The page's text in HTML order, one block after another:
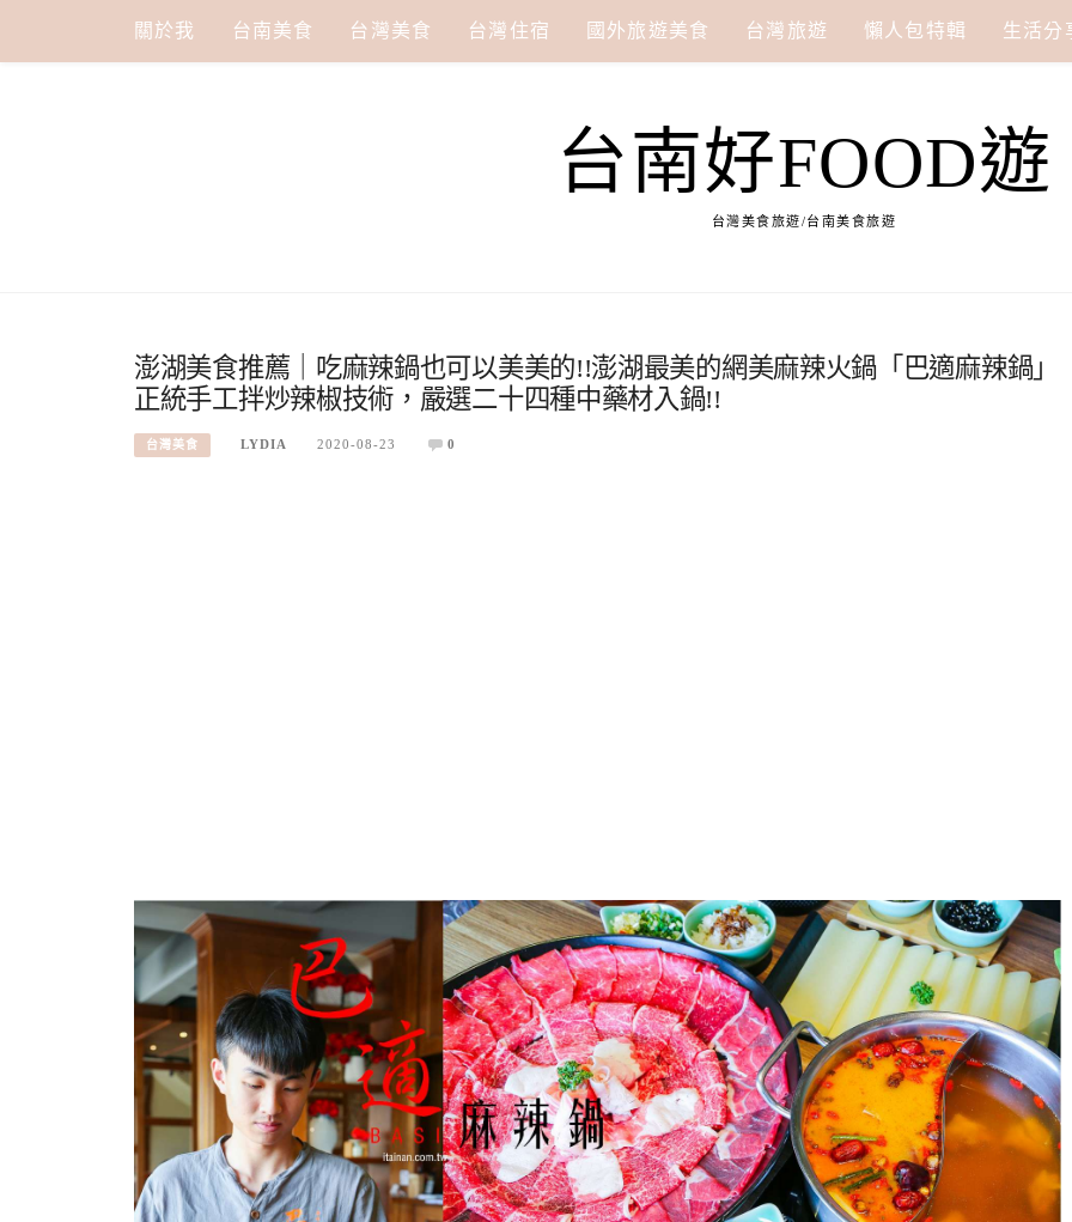
關於我 台南美食 台灣美食 台灣住宿 國外旅遊美食 台灣旅遊 懶人包特輯 生活分
台南好FOOD遊
台灣美食旅遊/台南美食旅遊
澎湖美食推薦｜吃麻辣鍋也可以美美的!!澎湖最美的網美麻辣火鍋「巴適麻辣鍋」
正統手工拌炒辣椒技術，嚴選二十四種中藥材入鍋!!
台灣美食 LYDIA 2020-08-23 0